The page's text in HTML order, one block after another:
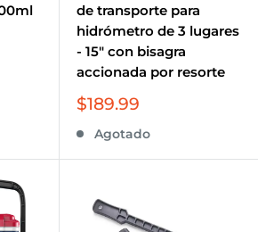
de transporte para
hidrómetro de 3 lugares
- 15" con bisagra
accionada por resorte
Precio
venta
$189.99
Agotado